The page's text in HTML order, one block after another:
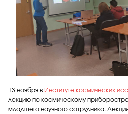
13 ноября в Институте космических
лекцию по космическому
младшего научного сотрудника.